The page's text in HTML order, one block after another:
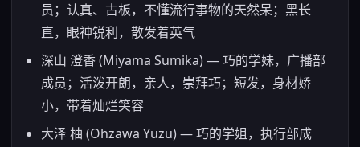
员；认真、古板，不懂流行事物的天然呆；黑长
直，眼神锐利，散发着英气
深山 澄香 (Miyama Sumika) — 巧的学妹，广播部
成员；活泼开朗，亲人，崇拜巧；短发，身材娇
小，带着灿烂笑容
大泽 柚 (Ohzawa Yuzu) — 巧的学姐，执行部成